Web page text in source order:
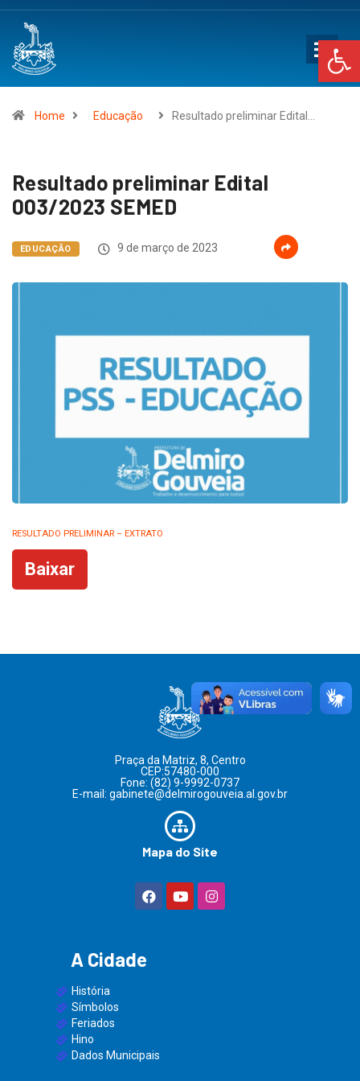
Home Educação Resultado preliminar Edital…
Resultado preliminar Edital
003/2023 SEMED
EDUCAÇÃO 9 de março de 2023
RESULTADO PRELIMINAR – EXTRATO
Baixar
Praça da Matriz, 8, Centro
CEP:57480-000
Fone: (82) 9-9992-0737
E-mail: gabinete@delmirogouveia.al.gov.br
Mapa do Site
A Cidade
História
Símbolos
Feriados
Hino
Dados Municipais